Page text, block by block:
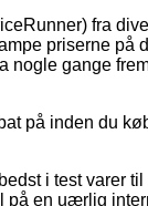
fra
priserne på
nogle gange
på inden du
i test varer til
på en uærlig